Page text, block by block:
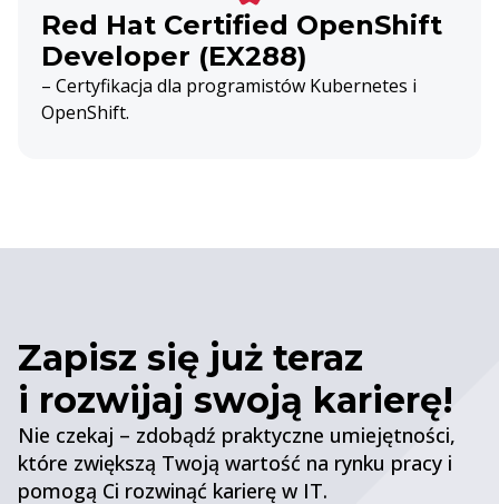
Red Hat Certified OpenShift
Developer (EX288)
– Certyfikacja dla programistów Kubernetes i
OpenShift.
Zapisz się już teraz
i rozwijaj swoją karierę!
Nie czekaj – zdobądź praktyczne umiejętności,
które zwiększą Twoją wartość na rynku pracy i
pomogą Ci rozwinąć karierę w IT.